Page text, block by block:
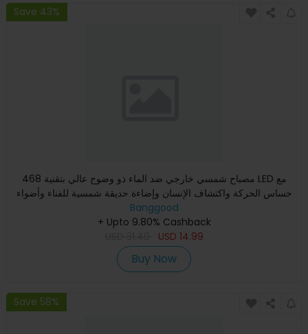
Save 43%
468 مصباح شمسي خارجي ضد الماء ذو وضوح عالي بتقنية LED مع
حساس الحركة واكتشاف الإنسان وإضاءة حديقة شمسية للفناء وأضواء
ال
Banggood
+ Upto 9.80% Cashback
USD 14.99
Buy Now
Save 58%